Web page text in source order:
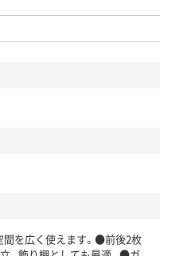
間を広く使えます。●前後2枚